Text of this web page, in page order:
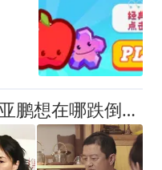
负债缠身再战文旅：李亚鹏想在哪跌倒在哪爬起，却又一次找错了路